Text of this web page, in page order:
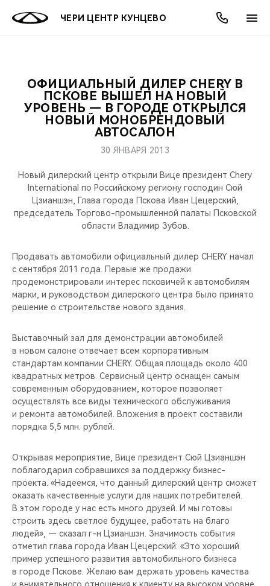
ЧЕРИ ЦЕНТР КУНЦЕВО
МОДЕЛИ
ВСЕ МОДЕЛИ
ПОКУПАТЕЛЯМ
ВЫБОР И ПОКУПКА
КРЕДИТ И СТРАХОВАНИЕ
ВЛАДЕЛЬЦАМ
ЗАПЧАСТИ И АКСЕССУАРЫ
ПОДДЕРЖКА
CHERY CONNECT
МИР CHERY
АКСЕССУАРЫ
CHERY В СОЦСЕТЯХ
ЛЮДИ CHERY
CHERY REMOTE
НАШИ МЕРОПРИЯТИЯ
ВИДЕООБЗОРЫ
CHERY ДЛЯ ДЕТЕЙ
АКЦИИ
ВЫГОДЫ И АКЦИИ
ОНЛАЙН СЕРВИСЫ
ВЫБОР И ПОКУПКА
О КОМПАНИИ
ОФИЦИАЛЬНЫЙ ДИЛЕР CHERY В
ПСКОВЕ ВЫШЕЛ НА НОВЫЙ
УРОВЕНЬ — В ГОРОДЕ ОТКРЫЛСЯ
НОВЫЙ МОНОБРЕНДОВЫЙ
АВТОСАЛОН
30 ЯНВАРЯ 2013
Новый дилерский центр открыли Вице президент Chery
International по Российскому региону господин Сюй
Цзианшэн, Глава города Пскова Иван Цецерский,
председатель Торгово-промышленной палаты Псковской
области Владимир Зубов.
Продавать автомобили официальный дилер CHERY начал
с сентября 2011 года. Первые же продажи
продемонстрировали интерес псковичей к автомобилям
марки, и руководством дилерского центра было принято
решение о строительстве нового здания.
Выставочный зал для демонстрации автомобилей
в новом салоне отвечает всем корпоративным
стандартам компании CHERY. Общая площадь около 400
квадратных метров. Сервисный центр оснащен самым
современным оборудованием, которое позволяет
осуществлять все виды технического обслуживания
и ремонта автомобилей. Вложения в проект составили
порядка 5,5 млн. рублей.
Открывая мероприятие, Вице президент Сюй Цзианшэн
поблагодарил собравшихся за поддержку бизнес-
проекта. «Надеемся, что данный дилерский центр сможет
оказать качественные услуги для наших потребителей.
В этом городе у нас есть много друзей. И мы готовы
строить здесь светлое будущее, работать на благо
людей», — сказал г-н Цзианшэн. Значимость события
отметил глава города Иван Цецерский: «Это хороший
пример успешного развития автомобильного бизнеса
в городе Пскове. Желаю вам держать уровень качества